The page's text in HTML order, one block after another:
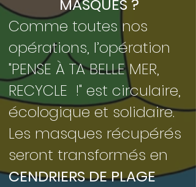
MASQUES ?
Comme toutes nos
opérations, l’opération
"PENSE À TA BELLE MER,
RECYCLE !" est circulaire,
écologique et solidaire.
Les masques récupérés
seront transformés en
CENDRIERS DE PLAGE